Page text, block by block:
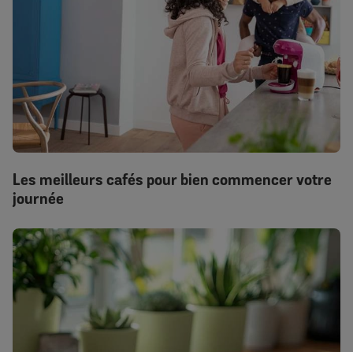
Les meilleurs cafés pour bien commencer votre
journée